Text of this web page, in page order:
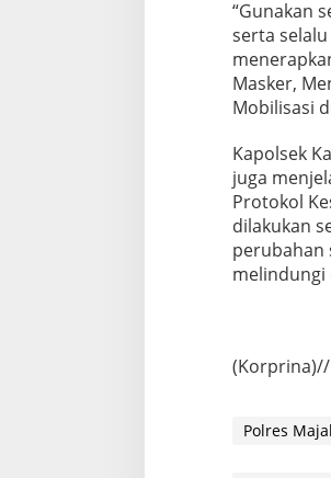
“Gunakan
serta
Masker,
Mobilisasi
Kapolsek
juga
Protokol
dilakukan
perubahan
melindungi
(Korprina)//
Polres